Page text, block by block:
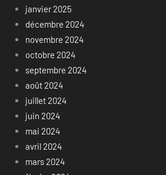
janvier 2025
décembre 2024
novembre 2024
octobre 2024
septembre 2024
août 2024
juillet 2024
juin 2024
mai 2024
avril 2024
mars 2024